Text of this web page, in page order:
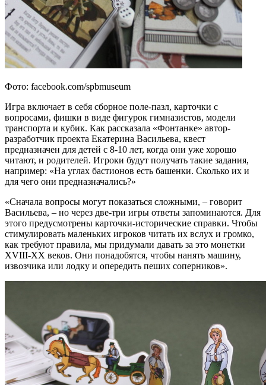
Фото: facebook.com/spbmuseum
Игра включает в себя сборное поле-пазл, карточки с
вопросами, фишки в виде фигурок гимназистов, модели
транспорта и кубик. Как рассказала «Фонтанке» автор-
разработчик проекта Екатерина Васильева, квест
предназначен для детей с 8-10 лет, когда они уже хорошо
читают, и родителей. Игроки будут получать такие задания,
например: «На углах бастионов есть башенки. Сколько их и
для чего они предназначались?»
«Сначала вопросы могут показаться сложными, – говорит
Васильева, – но через две-три игры ответы запоминаются. Для
этого предусмотрены карточки-исторические справки. Чтобы
стимулировать маленьких игроков читать их вслух и громко,
как требуют правила, мы придумали давать за это монетки
XVIII-XX веков. Они понадобятся, чтобы нанять машину,
извозчика или лодку и опередить пеших соперников».